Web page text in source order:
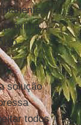
e
do
solução
todos